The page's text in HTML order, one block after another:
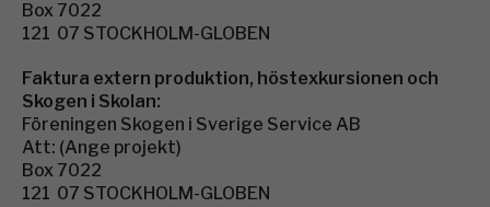
Box 7022
121 07 STOCKHOLM-GLOBEN
Faktura extern produktion, höstexkursionen och
Skogen i Skolan:
Föreningen Skogen i Sverige Service AB
Att: (Ange projekt)
Box 7022
121 07 STOCKHOLM-GLOBEN